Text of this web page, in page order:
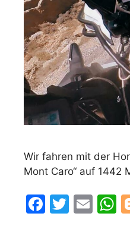
Wir fahren mit der
Mont Caro“ auf 1442
F
T
E